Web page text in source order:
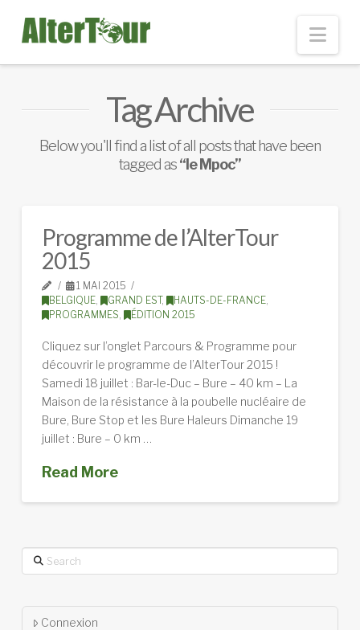
Tag Archive
Below you'll find a list of all posts that have been
tagged as“le Mpoc”
Programme de l’AlterTour
2015
1 MAI 2015
BELGIQUE, GRAND EST, HAUTS-DE-FRANCE,
PROGRAMMES, ÉDITION 2015
Cliquez sur l’onglet Parcours & Programme pour
découvrir le programme de l’AlterTour 2015 !
Samedi 18 juillet : Bar-le-Duc – Bure – 40 km – La
Maison de la résistance à la poubelle nucléaire de
Bure, Bure Stop et les Bure Haleurs Dimanche 19
juillet : Bure – 0 km …
Read More
Search
Connexion